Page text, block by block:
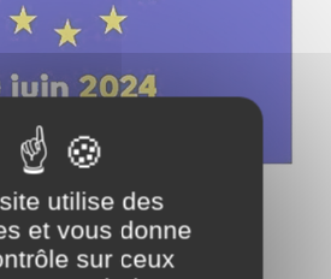
utilise des
et vous donne
sur ceux